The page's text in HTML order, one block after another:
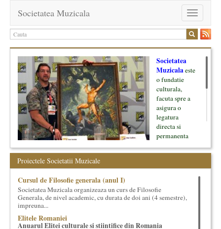
Toggle
navigation
Societatea Muzicala
Societatea
Muzicalaeste
o fundatie
culturala,
facuta spre a
asigura o
legatura
directa si
permanenta
oamenii ei, pe
inceput cu muzica clasica - si de aici numele -, insa acum
dezvoltam proiecte si in alte domenii ale culturii.
Facem management cultural, dezvoltam si administram proiecte
proprii sau preluate, modele si sisteme de finantare, marketing
Proiectele Societatii Muzicale
Cursul de Filosofie generala (anul I)
Societatea Muzicala organizeaza un curs de Filosofie
Generala, de nivel academic, cu durata de doi ani (4 semestre),
impreuna...
Elitele Romaniei
Anuarul Elitei culturale si stiintifice din Romania